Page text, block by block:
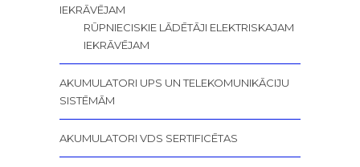
IEKRĀVĒJAM
RŪPNIECISKIE LĀDĒTĀJI ELEKTRISKAJAM
IEKRĀVĒJAM
AKUMULATORI UPS UN TELEKOMUNIKĀCIJU
SISTĒMĀM
AKUMULATORI VDS SERTIFICĒTAS